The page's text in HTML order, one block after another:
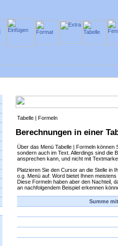
Tabelle | Formeln
Berechnungen in einer
Über das Menü Tabelle | Formelnkönnen
sondern auch im Text. Allerdings sind die
ansprechen kann, und nicht mit
Platzieren Sie den Cursor an die Stelle in
o.g. Menü auf. Word bietet Ihnen
Diese Formeln haben aber den Nachteil,
an nachfolgendem Beispiel erkennen
Summe